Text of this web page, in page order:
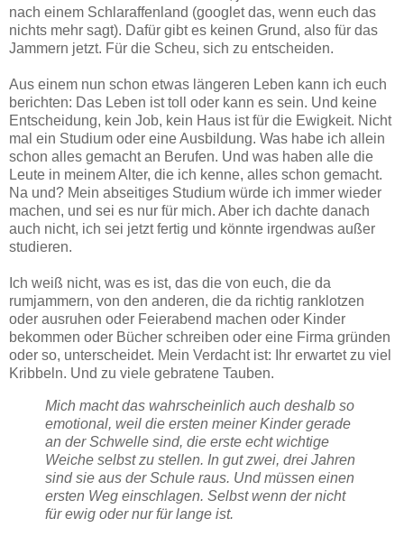
nach einem Schlaraffenland (googlet das, wenn euch das
nichts mehr sagt). Dafür gibt es keinen Grund, also für das
Jammern jetzt. Für die Scheu, sich zu entscheiden.
Aus einem nun schon etwas längeren Leben kann ich euch
berichten: Das Leben ist toll oder kann es sein. Und keine
Entscheidung, kein Job, kein Haus ist für die Ewigkeit. Nicht
mal ein Studium oder eine Ausbildung. Was habe ich allein
schon alles gemacht an Berufen. Und was haben alle die
Leute in meinem Alter, die ich kenne, alles schon gemacht.
Na und? Mein abseitiges Studium würde ich immer wieder
machen, und sei es nur für mich. Aber ich dachte danach
auch nicht, ich sei jetzt fertig und könnte irgendwas außer
studieren.
Ich weiß nicht, was es ist, das die von euch, die da
rumjammern, von den anderen, die da richtig ranklotzen
oder ausruhen oder Feierabend machen oder Kinder
bekommen oder Bücher schreiben oder eine Firma gründen
oder so, unterscheidet. Mein Verdacht ist: Ihr erwartet zu viel
Kribbeln. Und zu viele gebratene Tauben.
Mich macht das wahrscheinlich auch deshalb so
emotional, weil die ersten meiner Kinder gerade
an der Schwelle sind, die erste echt wichtige
Weiche selbst zu stellen. In gut zwei, drei Jahren
sind sie aus der Schule raus. Und müssen einen
ersten Weg einschlagen. Selbst wenn der nicht
für ewig oder nur für lange ist.